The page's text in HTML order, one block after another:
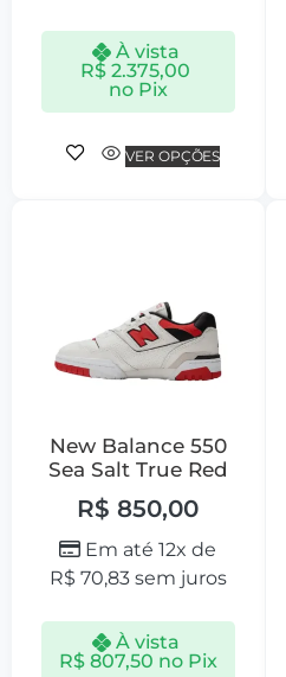
À vista
R$ 2.375,00
no Pix
VER OPÇÕES
New Balance 550
Sea Salt True Red
R$ 850,00
Em até 12x de
R$ 70,83sem juros
À vista
R$807,50 no Pix